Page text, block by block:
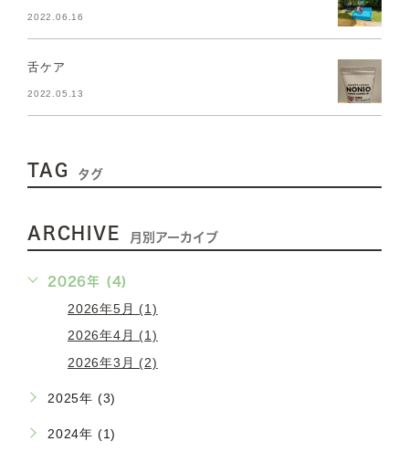
2022.06.16
舌ケア
2022.05.13
TAG タグ
ARCHIVE 月別アーカイブ
2026年 (4)
2026年5月 (1)
2026年4月 (1)
2026年3月 (2)
2025年 (3)
2024年 (1)